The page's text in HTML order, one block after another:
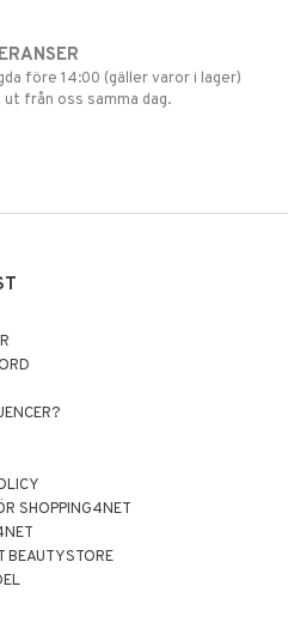
före 14:00 (gäller varor i lager)
från oss samma dag.
SHOPPING4NET
BEAUTYSTORE